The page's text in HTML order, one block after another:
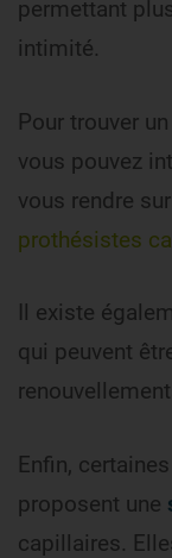
permettant
intimité.
Pour trouver
vous pouvez
vous rendre
prothésistes
Il existe
qui peuvent
Enfin,
proposent une
capillaires.